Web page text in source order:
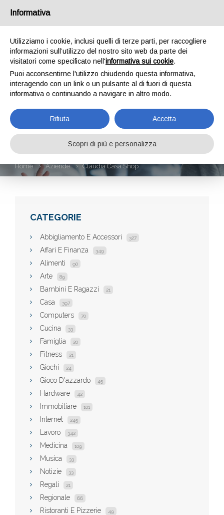
CLAUDIA CASA
SHOP
Home Aziende Claudia Casa Shop
CATEGORIE
Abbigliamento E Accessori 327
Affari E Finanza 349
Alimenti 90
Arte 89
Bambini E Ragazzi 21
Casa 397
Computers 70
Cucina 33
Famiglia 20
Fitness 21
Giochi 24
Gioco D'azzardo 45
Hardware 42
Immobiliare 101
Internet 245
Lavoro 342
Medicina 109
Musica 33
Notizie 33
Regali 21
Regionale 66
Ristoranti E Pizzerie 49
Informativa
Utilizziamo i cookie, inclusi quelli di terze parti, per raccogliere
informazioni sull’utilizzo del nostro sito web da parte dei
visitatori come specificato nell'informativa sui cookie.
Puoi acconsentirne l'utilizzo chiudendo questa informativa,
interagendo con un link o un pulsante al di fuori di questa
informativa o continuando a navigare in altro modo.
Rifiuta Accetta
Scopri di più e personalizza